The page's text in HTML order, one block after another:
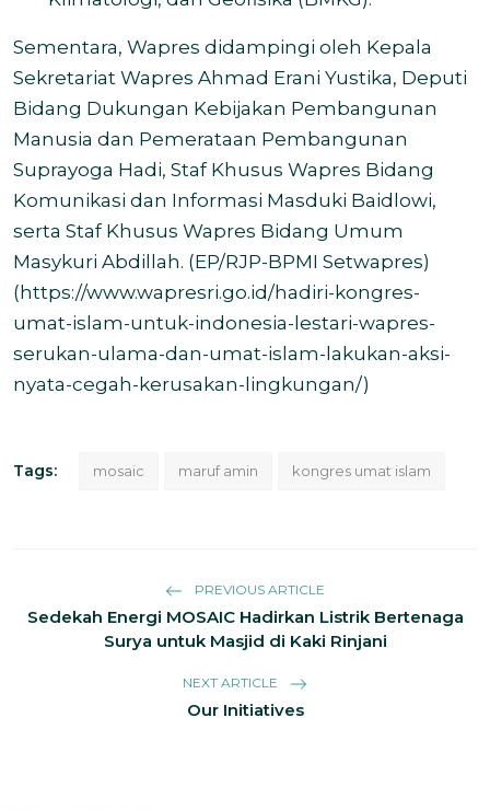
Sementara, Wapres didampingi oleh Kepala
Sekretariat Wapres Ahmad Erani Yustika, Deputi
Bidang Dukungan Kebijakan Pembangunan
Manusia dan Pemerataan Pembangunan
Suprayoga Hadi, Staf Khusus Wapres Bidang
Komunikasi dan Informasi Masduki Baidlowi,
serta Staf Khusus Wapres Bidang Umum
Masykuri Abdillah. (EP/RJP-BPMI Setwapres)
(https://www.wapresri.go.id/hadiri-kongres-
umat-islam-untuk-indonesia-lestari-wapres-
serukan-ulama-dan-umat-islam-lakukan-aksi-
nyata-cegah-kerusakan-lingkungan/)
Tags: mosaic maruf amin kongres umat islam
PREVIOUS ARTICLE
Sedekah Energi MOSAIC Hadirkan Listrik Bertenaga
Surya untuk Masjid di Kaki Rinjani
NEXT ARTICLE
Our Initiatives